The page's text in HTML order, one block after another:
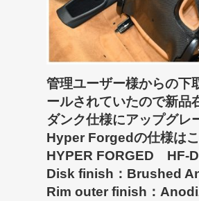
管理ユーザー様からの下
ールされていたので新
ダンク仕様にアップグ
Hyper Forgedの仕様は
HYPER FORGED HF-
Disk finish：Brushed
Rim outer finish：